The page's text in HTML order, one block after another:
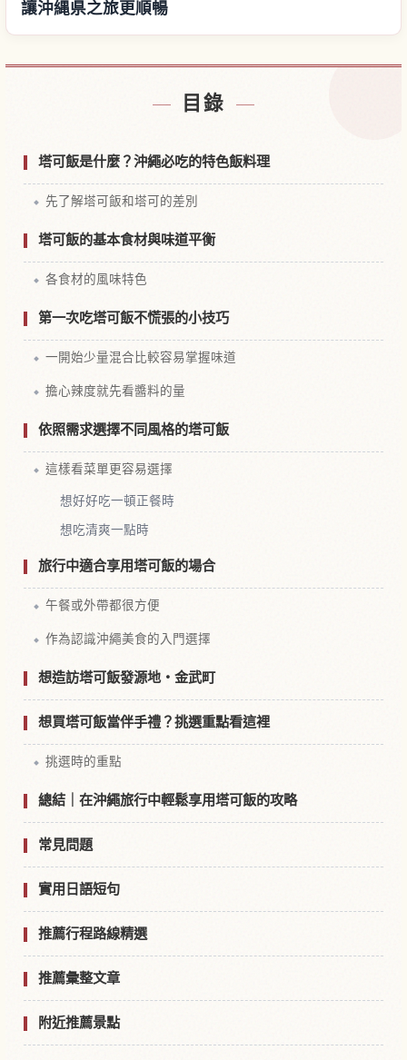
讓沖縄県之旅更順暢
目錄
塔可飯是什麼？沖繩必吃的特色飯料理
先了解塔可飯和塔可的差別
塔可飯的基本食材與味道平衡
各食材的風味特色
第一次吃塔可飯不慌張的小技巧
一開始少量混合比較容易掌握味道
擔心辣度就先看醬料的量
依照需求選擇不同風格的塔可飯
這樣看菜單更容易選擇
想好好吃一頓正餐時
想吃清爽一點時
旅行中適合享用塔可飯的場合
午餐或外帶都很方便
作為認識沖繩美食的入門選擇
想造訪塔可飯發源地・金武町
想買塔可飯當伴手禮？挑選重點看這裡
挑選時的重點
總結｜在沖繩旅行中輕鬆享用塔可飯的攻略
常見問題
實用日語短句
推薦行程路線精選
推薦彙整文章
附近推薦景點